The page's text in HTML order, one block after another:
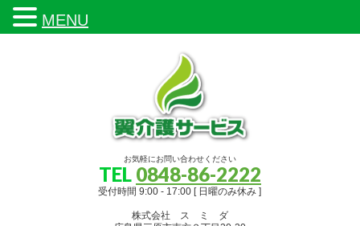
お気軽にお問い合わせください
TEL 0848-86-2222
受付時間 9:00 - 17:00 [ 日曜のみ休み ]
株式会社 ス ミ ダ
MENU